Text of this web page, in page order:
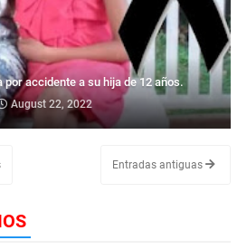
por accidente a su hija de 12 años.
August 22, 2022
Entradas antiguas